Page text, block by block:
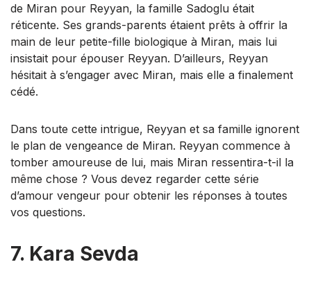
de Miran pour Reyyan, la famille Sadoglu était
réticente. Ses grands-parents étaient prêts à offrir la
main de leur petite-fille biologique à Miran, mais lui
insistait pour épouser Reyyan. D’ailleurs, Reyyan
hésitait à s’engager avec Miran, mais elle a finalement
cédé.
Dans toute cette intrigue, Reyyan et sa famille ignorent
le plan de vengeance de Miran. Reyyan commence à
tomber amoureuse de lui, mais Miran ressentira-t-il la
même chose ? Vous devez regarder cette série
d’amour vengeur pour obtenir les réponses à toutes
vos questions.
7. Kara Sevda